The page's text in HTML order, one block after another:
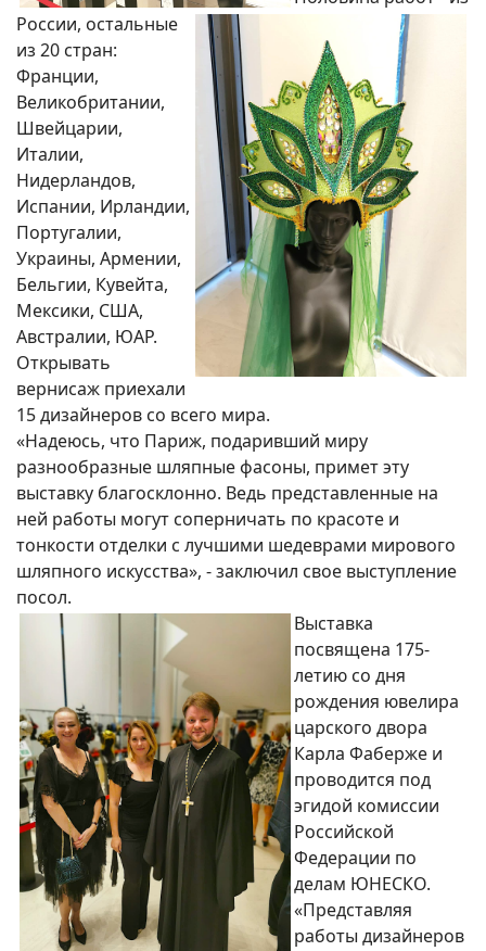
России, остальные
из 20 стран:
Франции,
Великобритании,
Швейцарии,
Италии,
Нидерландов,
Испании, Ирландии,
Португалии,
Украины, Армении,
Бельгии, Кувейта,
Мексики, США,
Австралии, ЮАР.
Открывать
вернисаж приехали
15 дизайнеров со всего мира.
«Надеюсь, что Париж, подаривший миру
разнообразные шляпные фасоны, примет эту
выставку благосклонно. Ведь представленные на
ней работы могут соперничать по красоте и
тонкости отделки с лучшими шедеврами мирового
шляпного искусства», - заключил свое выступление
посол.
Выставка
посвящена 175-
летию со дня
рождения ювелира
царского двора
Карла Фаберже и
проводится под
эгидой комиссии
Российской
Федерации по
делам ЮНЕСКО.
«Представляя
работы дизайнеров